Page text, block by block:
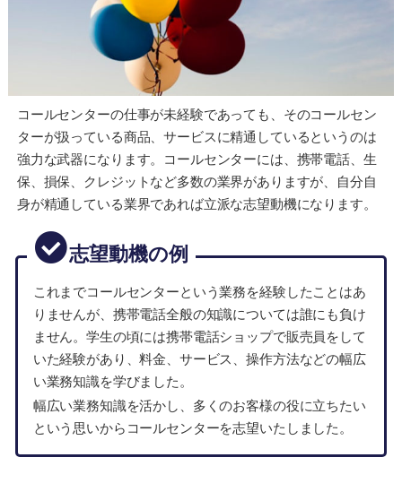
コールセンターの仕事が未経験であっても、そのコールセン
ターが扱っている商品、サービスに精通しているというのは
強力な武器になります。コールセンターには、携帯電話、生
保、損保、クレジットなど多数の業界がありますが、自分自
身が精通している業界であれば立派な志望動機になります。
志望動機の例
これまでコールセンターという業務を経験したことはあ
りませんが、携帯電話全般の知識については誰にも負け
ません。学生の頃には携帯電話ショップで販売員をして
いた経験があり、料金、サービス、操作方法などの幅広
い業務知識を学びました。
幅広い業務知識を活かし、多くのお客様の役に立ちたい
という思いからコールセンターを志望いたしました。